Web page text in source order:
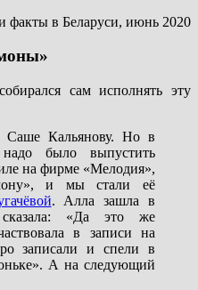
факты в Беларуси, июнь 2020
сам исполнять эту
Саше Кальянову. Но в
было выпустить
на фирме «Мелодия»,
и мы стали её
. Алла зашла в
«Да это же
в записи на
записали и спели в
А на следующий